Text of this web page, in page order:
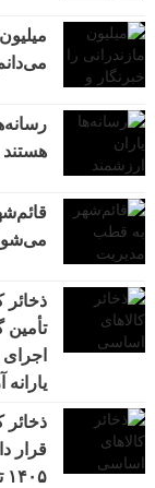
هستند
یارانه
ذخائر
قرار
۱۴۰۵ تضمین شده است